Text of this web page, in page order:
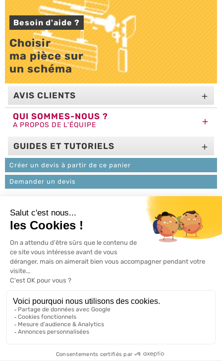
Besoin d'aide ?
Choisir
ma pièce sur
un schéma
AVIS CLIENTS 
QUI SOMMES-NOUS ?
A PROPOS DE L'ÉQUIPE 
GUIDES ET TUTORIELS 
Créer un devis à partir de ce panier
Demander un devis

SERVICES
INFORMATIONS
A propos de 100% volets roulant
Conditions générales de vente